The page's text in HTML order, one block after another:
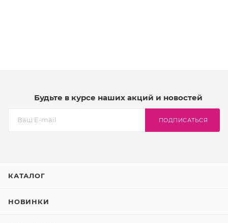
Будьте в курсе наших акций и новостей
ПОДПИСАТЬСЯ
КАТАЛОГ
НОВИНКИ